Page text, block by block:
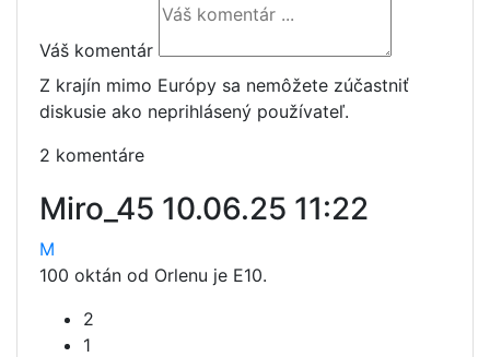
Váš komentár
Z krajín mimo Európy sa nemôžete zúčastniť
diskusie ako neprihlásený používateľ.
2 komentáre
Miro_45 10.06.25 11:22
M
100 oktán od Orlenu je E10.
2
1